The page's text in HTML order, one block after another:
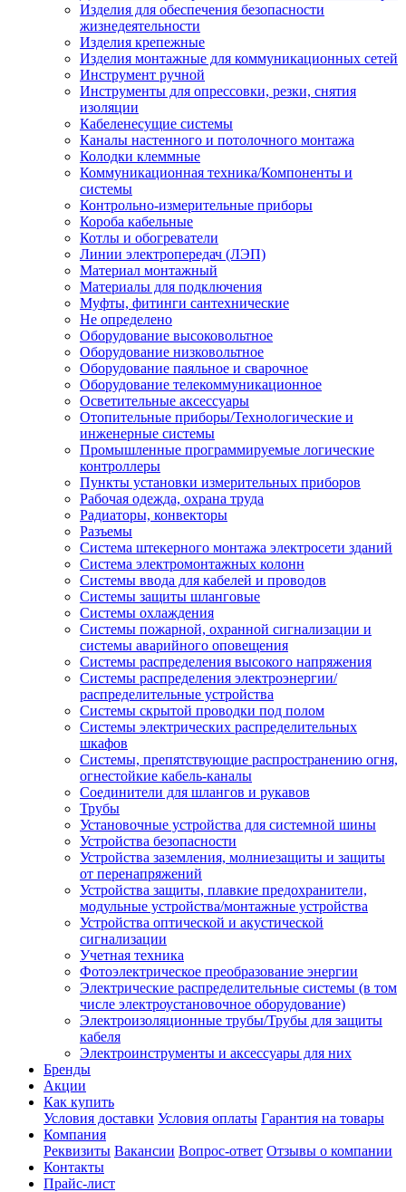
Изделия для обеспечения безопасности
жизнедеятельности
Изделия крепежные
Изделия монтажные для коммуникационных сетей
Инструмент ручной
Инструменты для опрессовки, резки, снятия
изоляции
Кабеленесущие системы
Каналы настенного и потолочного монтажа
Колодки клеммные
Коммуникационная техника/Компоненты и
системы
Контрольно-измерительные приборы
Короба кабельные
Котлы и обогреватели
Линии электропередач (ЛЭП)
Материал монтажный
Материалы для подключения
Муфты, фитинги сантехнические
Не определено
Оборудование высоковольтное
Оборудование низковольтное
Оборудование паяльное и сварочное
Оборудование телекоммуникационное
Осветительные аксессуары
Отопительные приборы/Технологические и
инженерные системы
Промышленные программируемые логические
контроллеры
Пункты установки измерительных приборов
Рабочая одежда, охрана труда
Радиаторы, конвекторы
Разъемы
Система штекерного монтажа электросети зданий
Система электромонтажных колонн
Системы ввода для кабелей и проводов
Системы защиты шланговые
Системы охлаждения
Системы пожарной, охранной сигнализации и
системы аварийного оповещения
Системы распределения высокого напряжения
Системы распределения электроэнергии/
распределительные устройства
Системы скрытой проводки под полом
Системы электрических распределительных
шкафов
Системы, препятствующие распространению огня,
огнестойкие кабель-каналы
Соединители для шлангов и рукавов
Трубы
Установочные устройства для системной шины
Устройства безопасности
Устройства заземления, молниезащиты и защиты
от перенапряжений
Устройства защиты, плавкие предохранители,
модульные устройства/монтажные устройства
Устройства оптической и акустической
сигнализации
Учетная техника
Фотоэлектрическое преобразование энергии
Электрические распределительные системы (в том
числе электроустановочное оборудование)
Электроизоляционные трубы/Трубы для защиты
кабеля
Электроинструменты и аксессуары для них
Бренды
Акции
Как купить
Условия доставки Условия оплаты Гарантия на товары
Компания
Реквизиты Вакансии Вопрос-ответ Отзывы о компании
Контакты
Прайс-лист